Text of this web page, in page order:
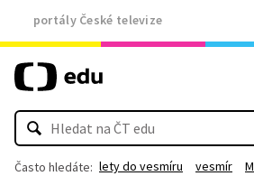
portály České televize
Často hledáte: lety do vesmíru vesmír